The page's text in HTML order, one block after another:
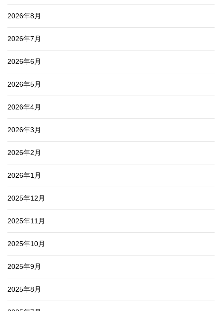
2026年8月
2026年7月
2026年6月
2026年5月
2026年4月
2026年3月
2026年2月
2026年1月
2025年12月
2025年11月
2025年10月
2025年9月
2025年8月